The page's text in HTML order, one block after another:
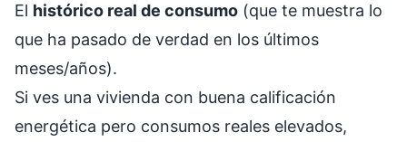
El histórico real de consumo (que te muestra lo
que ha pasado de verdad en los últimos
meses/años).
Si ves una vivienda con buena calificación
energética pero consumos reales elevados,